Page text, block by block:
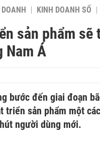
KINH DOANH SỐ
sản phẩm sẽ
Nam Á
bước đến giai đoạn
triển sản phẩm một
người dùng mới.